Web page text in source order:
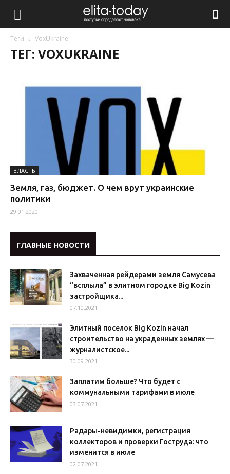
Теги VoxUkraine
ТЕГ: VOXUKRAINE
ВЛАСТЬ
Земля, газ, бюджет. О чем врут украинские
политики
29.01.2020
ГЛАВНЫЕ НОВОСТИ
Захваченная рейдерами земля Самусева
“всплыла” в элитном городке Big Kozin
застройщика...
07.10.2021
Элитный поселок Big Kozin начал
строительство на украденных землях —
журналистское...
30.09.2021
Заплатим больше? Что будет с
коммунальными тарифами в июле
03.07.2021
Радары-невидимки, регистрация
коллекторов и проверки Гоструда: что
изменится в июле
02.07.2021